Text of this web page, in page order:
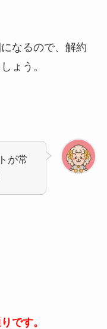
なるので、解約
ょう。
が常
です。